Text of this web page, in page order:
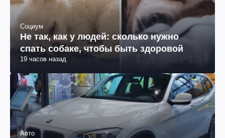
Социум
Не так, как у людей: сколько нужно
спать собаке, чтобы быть здоровой
19 часов назад
Авто